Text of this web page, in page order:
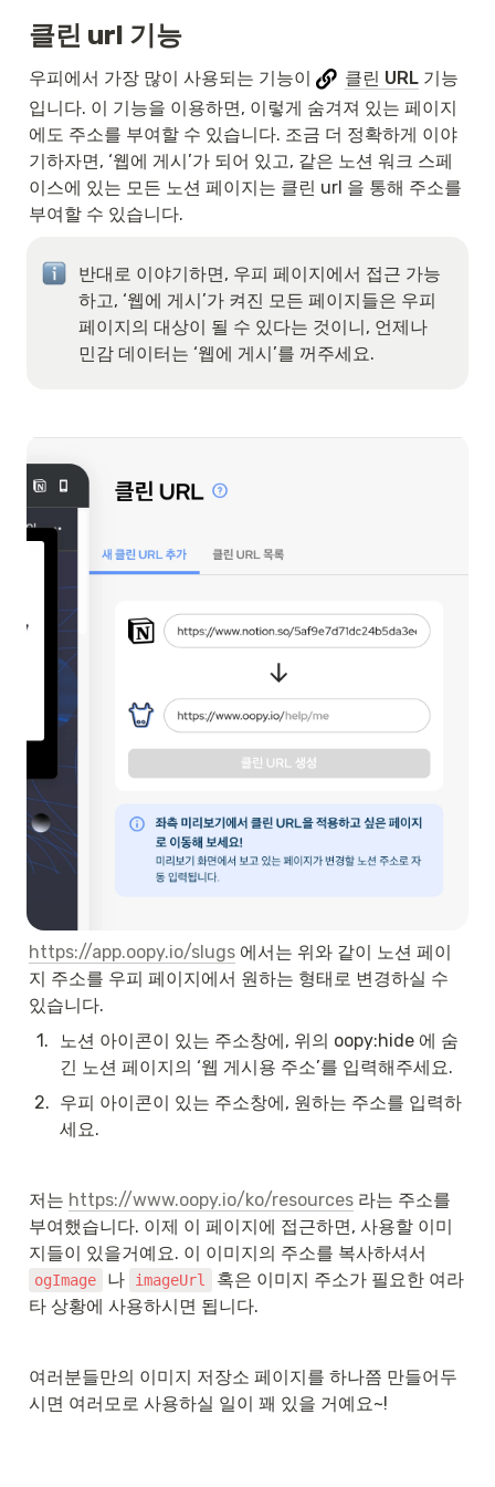
클린 url 기능
우피에서 가장 많이 사용되는 기능이 클린 URL 기능
입니다. 이 기능을 이용하면, 이렇게 숨겨져 있는 페이지
에도 주소를 부여할 수 있습니다. 조금 더 정확하게 이야
기하자면, ‘웹에 게시’가 되어 있고, 같은 노션 워크 스페
이스에 있는 모든 노션 페이지는 클린 url 을 통해 주소를
부여할 수 있습니다.
반대로 이야기하면, 우피 페이지에서 접근 가능
하고, ‘웹에 게시’가 켜진 모든 페이지들은 우피
페이지의 대상이 될 수 있다는 것이니, 언제나
민감 데이터는 ‘웹에 게시’를 꺼주세요.
https://app.oopy.io/slugs 에서는 위와 같이 노션 페이
지 주소를 우피 페이지에서 원하는 형태로 변경하실 수
있습니다.
1.
노션 아이콘이 있는 주소창에, 위의 oopy:hide 에 숨
긴 노션 페이지의 ‘웹 게시용 주소’를 입력해주세요.
2. 우피 아이콘이 있는 주소창에, 원하는 주소를 입력하
세요.
저는 https://www.oopy.io/ko/resources 라는 주소를
부여했습니다. 이제 이 페이지에 접근하면, 사용할 이미
ogImage 나 imageUrl
혹은 이미지 주소가 필요한 여라
타 상황에 사용하시면 됩니다.
여러분들만의 이미지 저장소 페이지를 하나쯤 만들어두
시면 여러모로 사용하실 일이 꽤 있을 거예요~!